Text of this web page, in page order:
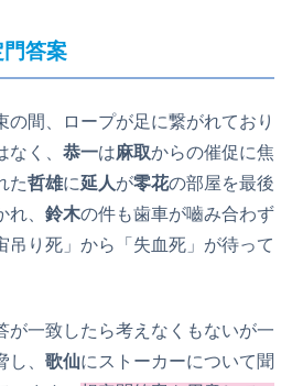
答案
間、ロープが足に繋がれており
く、 恭一は麻取からの催促に焦
た哲雄に延人が零花の部屋を最後
、 鈴木の件も歯車が嚙み合わず
吊り死」から「失血死」が待って
が一致したら考えなくもないが一
、 歌仙にストーカーについて聞